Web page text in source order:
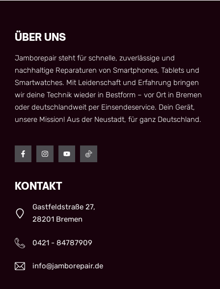
ÜBER UNS
Jamborepair steht für schnelle, zuverlässige und
nachhaltige Reparaturen von Smartphones, Tablets und
Smartwatches. Mit Leidenschaft und Erfahrung bringen
wir deine Technik wieder in Bestform – vor Ort in Bremen
oder deutschlandweit per Einsendeservice. Dein Gerät,
unsere Mission! Aus der Neustadt, für ganz Deutschland.
KONTAKT
Gastfeldstraße 27,
28201 Bremen
0421 - 84787909
info@jamborepair.de